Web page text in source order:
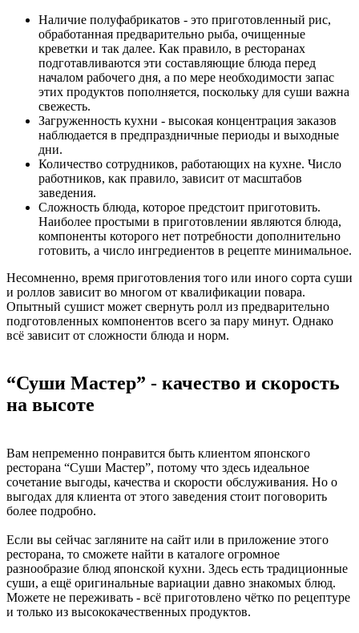
Наличие полуфабрикатов - это приготовленный рис,
обработанная предварительно рыба, очищенные
креветки и так далее. Как правило, в ресторанах
подготавливаются эти составляющие блюда перед
началом рабочего дня, а по мере необходимости запас
этих продуктов пополняется, поскольку для суши важна
свежесть.
Загруженность кухни - высокая концентрация заказов
наблюдается в предпраздничные периоды и выходные
дни.
Количество сотрудников, работающих на кухне. Число
работников, как правило, зависит от масштабов
заведения.
Сложность блюда, которое предстоит приготовить.
Наиболее простыми в приготовлении являются блюда,
компоненты которого нет потребности дополнительно
готовить, а число ингредиентов в рецепте минимальное.
Несомненно, время приготовления того или иного сорта суши
и роллов зависит во многом от квалификации повара.
Опытный сушист может свернуть ролл из предварительно
подготовленных компонентов всего за пару минут. Однако
всё зависит от сложности блюда и норм.
“Суши Мастер” - качество и скорость
на высоте
Вам непременно понравится быть клиентом японского
ресторана “Суши Мастер”, потому что здесь идеальное
сочетание выгоды, качества и скорости обслуживания. Но о
выгодах для клиента от этого заведения стоит поговорить
более подробно.
Если вы сейчас загляните на сайт или в приложение этого
ресторана, то сможете найти в каталоге огромное
разнообразие блюд японской кухни. Здесь есть традиционные
суши, а ещё оригинальные вариации давно знакомых блюд.
Можете не переживать - всё приготовлено чётко по рецептуре
и только из высококачественных продуктов.